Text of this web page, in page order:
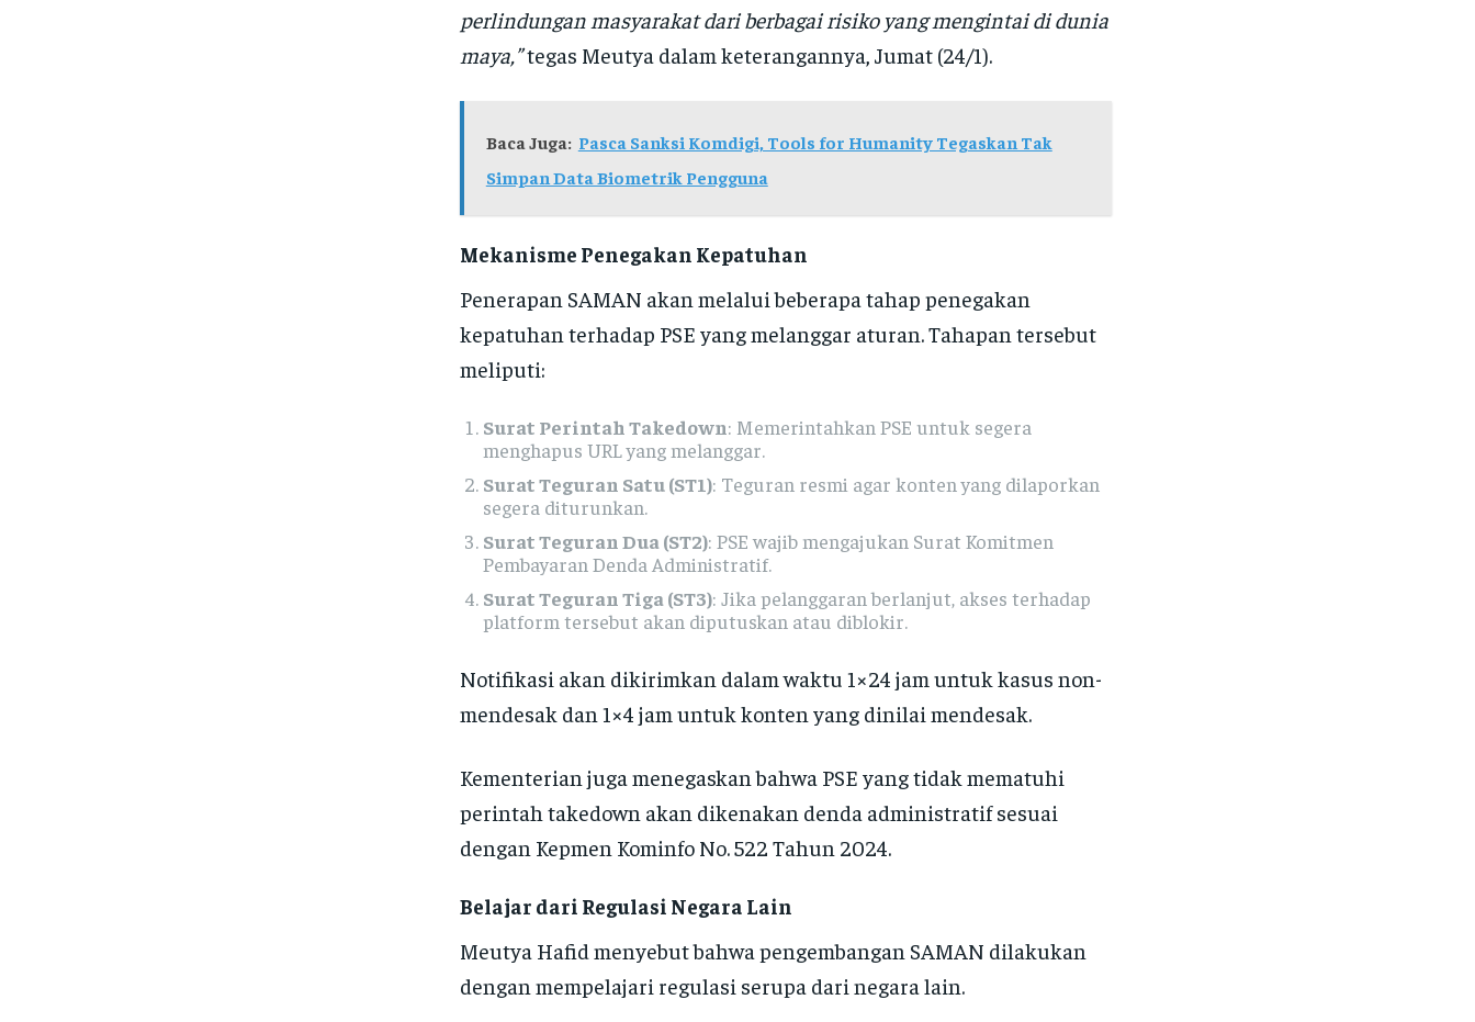
perlindungan masyarakat dari berbagai risiko yang mengintai di dunia
maya,”tegas Meutya dalam keterangannya, Jumat (24/1).
Baca Juga: Pasca Sanksi Komdigi, Tools for Humanity Tegaskan Tak
Simpan Data Biometrik Pengguna
Mekanisme Penegakan Kepatuhan
Penerapan SAMAN akan melalui beberapa tahap penegakan
kepatuhan terhadap PSE yang melanggar aturan. Tahapan tersebut
meliputi:
Surat Perintah Takedown: Memerintahkan PSE untuk segera
menghapus URL yang melanggar.
Surat Teguran Satu (ST1): Teguran resmi agar konten yang dilaporkan
segera diturunkan.
Surat Teguran Dua (ST2): PSE wajib mengajukan Surat Komitmen
Pembayaran Denda Administratif.
Surat Teguran Tiga (ST3): Jika pelanggaran berlanjut, akses terhadap
platform tersebut akan diputuskan atau diblokir.
Notifikasi akan dikirimkan dalam waktu 1×24 jam untuk kasus non-
mendesak dan 1×4 jam untuk konten yang dinilai mendesak.
Kementerian juga menegaskan bahwa PSE yang tidak mematuhi
perintah takedown akan dikenakan denda administratif sesuai
dengan Kepmen Kominfo No. 522 Tahun 2024.
Belajar dari Regulasi Negara Lain
Meutya Hafid menyebut bahwa pengembangan SAMAN dilakukan
dengan mempelajari regulasi serupa dari negara lain.